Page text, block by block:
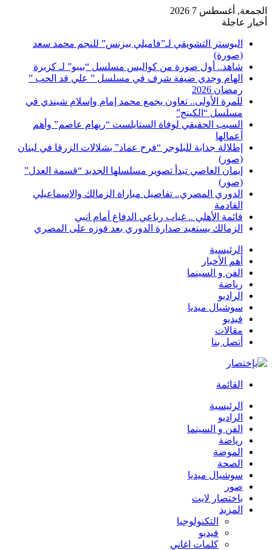
الجمعة, أغسطس 7 2026
أخبار عاجلة
البوستر التشويقي لـ”فاميلي بيزنس” للنجم محمد سعد
(صورة)
شاهد.. أول صورة من كواليس مسلسل “بيبو” لـ كزبرة
الهام وجدي ضيفة شرف في مسلسل ” علي قد الحب ”
رمضان 2026
للمرة الأولى.. تعاون يجمع محمد إمام وإسلام شيندي في
مسلسل “الكينج”
السبب الحقيقي لوفاة الستايلست “ريهام عاصم” وأهم
أعمالها
إطلالة جذابة للبلوجر “فرح عماد” بشلالات الزرقا في لبنان
(صور)
إيمان العاصي تبدأ تصوير مسلسلها الجديد “قسمة العدل”
(صور)
الدوري المصري.. تفاصيل مباراة الزمالك والاسماعيلي
القادمة
قائمة الأهلي .. غياب رباعي الدفاع أمام انبي
الزمالك يستعيد صدارة الدوري بعد فوزه على المصري
الرئيسية
أهم الأخبار
الفن و السينما
رياضة
الراديو
سوشيال ميديا
فيديو
مقالات
أتصل بنا
القائمة
الرئيسية
الراديو
الفن و السينما
رياضة
الموضة
الصحة
سوشيال ميديا
صور
باختصار لايت
المزيد
التكنولوجيا
فيديو
كلمات اغاني